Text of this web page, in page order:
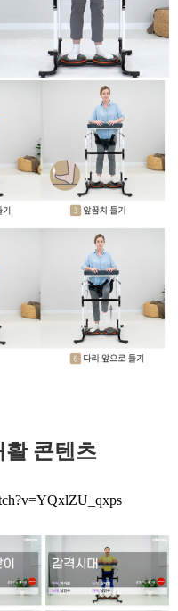
활 콘텐츠